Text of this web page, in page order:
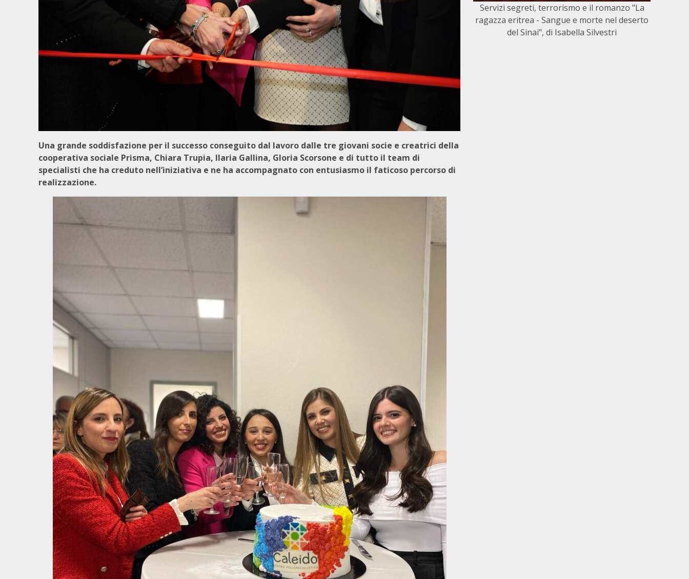
Una grande soddisfazione per il successo conseguito dal lavoro dalle tre giovani socie e creatrici della
cooperativa sociale Prisma, Chiara Trupia, Ilaria Gallina, Gloria Scorsone e di tutto il team di
specialisti che ha creduto nell’iniziativa e ne ha accompagnato con entusiasmo il faticoso percorso di
realizzazione.
Servizi segreti, terrorismo e il romanzo "La
ragazza eritrea - Sangue e morte nel deserto
del Sinai", di Isabella Silvestri